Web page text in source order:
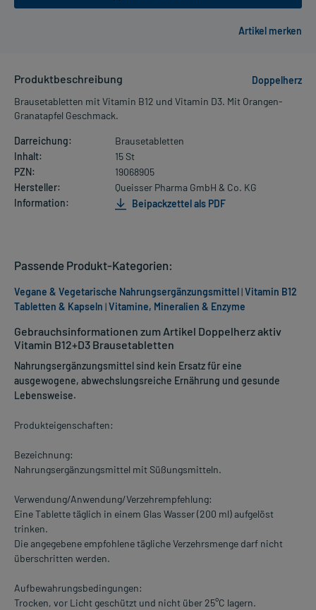
Produktbeschreibung
Doppelherz
Brausetabletten mit Vitamin B12 und Vitamin D3. Mit Orangen-
Granatapfel Geschmack.
Darreichung:
Brausetabletten
Inhalt:
15 St
PZN:
19068905
Hersteller:
Queisser Pharma GmbH & Co. KG
Information:
Beipackzettel als PDF
Gebrauchsinformationen zum Artikel Doppelherz aktiv
Vitamin B12+D3 Brausetabletten
Nahrungsergänzungsmittel sind kein Ersatz für eine
ausgewogene, abwechslungsreiche Ernährung und gesunde
Lebensweise.
Produkteigenschaften:
Bezeichnung:
Nahrungsergänzungsmittel mit Süßungsmitteln.
Verwendung/Anwendung/Verzehrempfehlung:
Eine Tablette täglich in einem Glas Wasser (200 ml) aufgelöst
trinken.
Die angegebene empfohlene tägliche Verzehrsmenge darf nicht
überschritten werden.
Aufbewahrungsbedingungen:
Trocken, vor Licht geschützt und nicht über 25°C lagern.
Passende Produkt-Kategorien:
Vegane & Vegetarische Nahrungsergänzungsmittel|Vitamin B12
Tabletten & Kapseln |Vitamine, Mineralien & Enzyme